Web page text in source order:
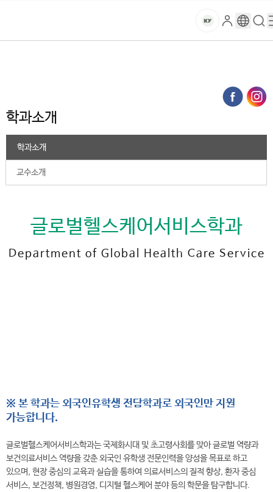
건
학
교
마
로
그
구
글
검
색
뉴
경
학과소개
학과소개
교수소개
글로벌헬스케어서비스학과
Department of Global Health Care Service
※ 본 학과는 외국인유학생 전담학과로 외국인만 지원
가능합니다.
글로벌헬스케어서비스학과는 국제화시대 및 초고령사회를 맞아 글로벌 역량과
보건의료서비스 역량을 갖춘 외국인 유학생 전문인력을 양성을 목표로 하고
있으며, 현장 중심의 교육과 실습을 통하여 의료서비스의 질적 향상, 환자 중심
서비스, 보건정책, 병원경영, 디지털 헬스케어 분야 등의 학문을 탐구합니다.